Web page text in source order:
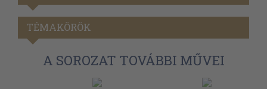
TÉMAKÖRÖK
A SOROZAT TOVÁBBI MŰVEI